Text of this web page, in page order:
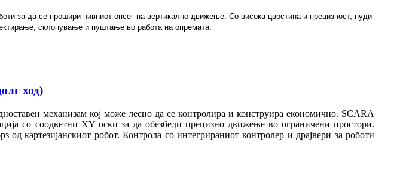
за да се прошири нивниот опсег на вертикално движење. Со висока цврстина и прецизност, нуди
склопување и пуштање во работа на опремата.
ход)
механизам кој може лесно да се контролира и конструира економично. SCARA
со соодветни XY оски за да обезбеди прецизно движење во ограничени простори.
картезијанскиот робот. Контрола со интегрираниот контролер и драјвери за роботи